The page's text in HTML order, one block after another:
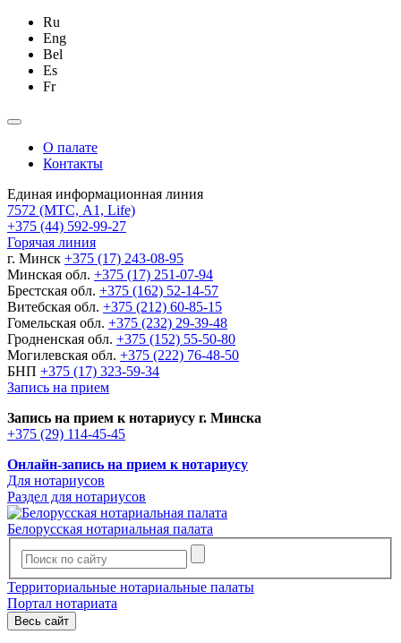
Ru
Eng
Bel
Es
Fr
О палате
Контакты
Единая информационная линия
7572 (МТС, A1, Life)
+375 (44) 592-99-27
Горячая линия
г. Минск +375 (17) 243-08-95
Минская обл. +375 (17) 251-07-94
Брестская обл. +375 (162) 52-14-57
Витебская обл. +375 (212) 60-85-15
Гомельская обл. +375 (232) 29-39-48
Гродненская обл. +375 (152) 55-50-80
Могилевская обл. +375 (222) 76-48-50
БНП +375 (17) 323-59-34
Запись на прием
Запись на прием к нотариусу г. Минска
+375 (29) 114-45-45
Онлайн-запись на прием к нотариусу
Для нотариусов
Раздел для нотариусов
Белорусская нотариальная палата
Территориальные нотариальные палаты
Портал нотариата
Весь сайт